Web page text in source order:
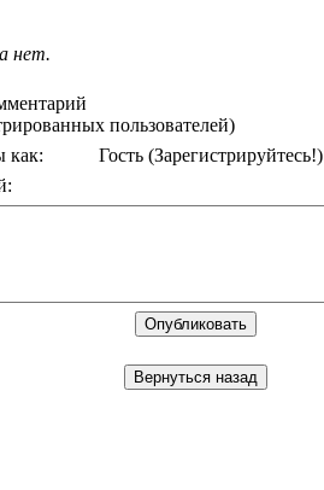
нет.
пользователей)
как:
Гость (Зарегистрируйтесь!)